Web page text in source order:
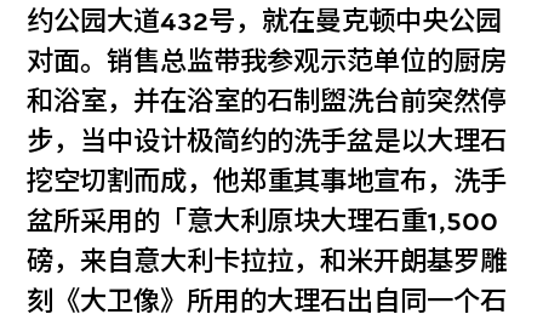
约公园大道432号，就在曼克顿中央公园
对面。销售总监带我参观示范单位的厨房
和浴室，并在浴室的石制盥洗台前突然停
步，当中设计极简约的洗手盆是以大理石
挖空切割而成，他郑重其事地宣布，洗手
盆所采用的「意大利原块大理石重1,500
磅，来自意大利卡拉拉，和米开朗基罗雕
刻《大卫像》所用的大理石出自同一个石